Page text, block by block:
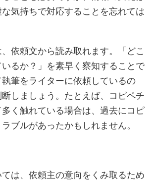
気持ちで対応することを忘れては
依頼文から読み取れます。「どこ
るか？」を素早く察知することで
筆をライターに依頼しているの
しましょう。たとえば、コピペチ
多く触れている場合は、過去にコピ
ブルがあったかもしれません。
は、依頼主の意向をくみ取るため